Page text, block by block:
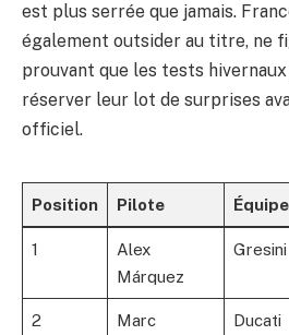
est plus serrée que jamais.
également outsider au titre, ne
prouvant que les tests
réserver leur lot de surprises
officiel.
Position Pilote Équipe
1
Alex
Márquez
Gresini
2
Marc
Ducati